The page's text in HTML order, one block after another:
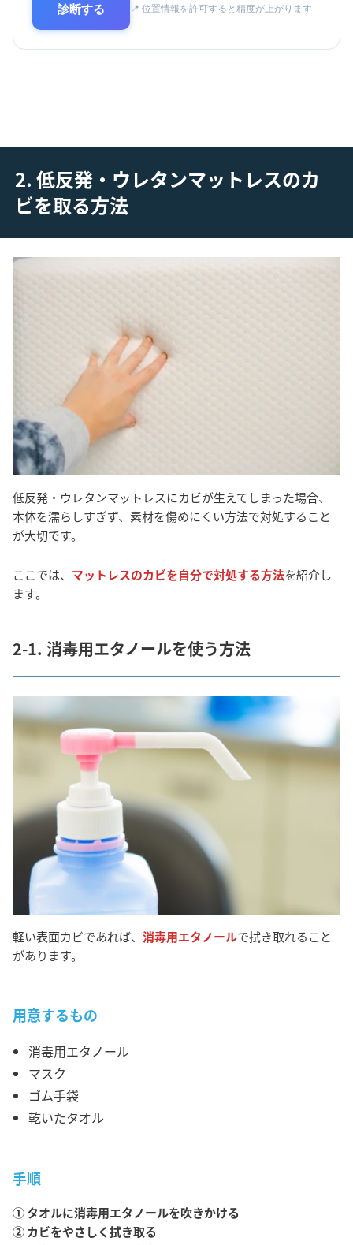
診断する 📍 位置情報を許可すると精度が上がります
2. 低反発・ウレタンマットレスのカ
ビを取る方法
低反発・ウレタンマットレスにカビが生えてしまった場合、
本体を濡らしすぎず、素材を傷めにくい方法で対処すること
が大切です。
ここでは、 マットレスのカビを自分で対処する方法を紹介し
ます。
2-1. 消毒用エタノールを使う方法
軽い表面カビであれば、 消毒用エタノールで拭き取れること
があります。
用意するもの
消毒用エタノール
マスク
ゴム手袋
乾いたタオル
手順
① タオルに消毒用エタノールを吹きかける
② カビをやさしく拭き取る